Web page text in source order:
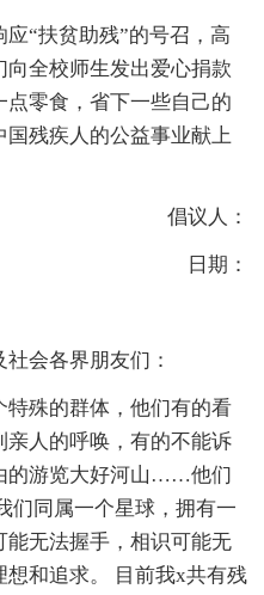
“扶贫助残”的号召，高
全校师生发出爱心捐款
零食，省下一些自己的
残疾人的公益事业献上
倡议人：
日期：
会各界朋友们：
殊的群体，他们有的看
人的呼唤，有的不能诉
的游览大好河山……他们
们同属一个星球，拥有一
无法握手，相识可能无
和追求。 目前我x共有残